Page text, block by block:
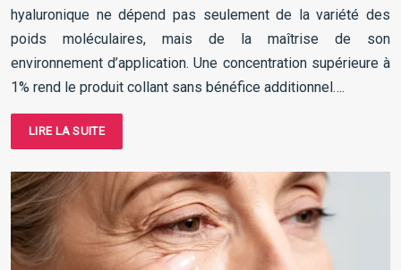
hyaluronique ne dépend pas seulement de la variété des
poids moléculaires, mais de la maîtrise de son
environnement d’application. Une concentration supérieure à
1% rend le produit collant sans bénéfice additionnel….
LIRE LA SUITE